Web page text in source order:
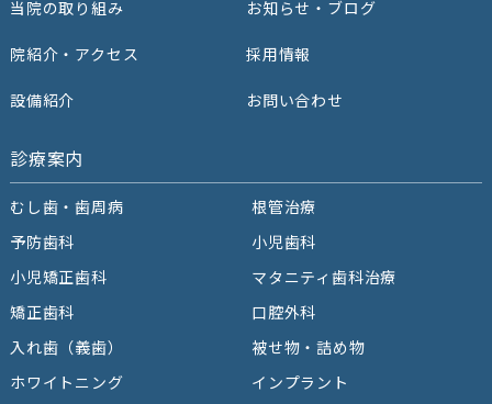
当院の取り組み
院紹介‧アクセス
設備紹介
お知らせ・ブログ
採用情報
お問い合わせ
診療案内
むし歯・歯周病
根管治療
予防⻭科
⼩児⻭科
小児矯正歯科
マタニティ歯科治療
矯正⻭科
⼝腔外科
⼊れ⻭（義⻭）
被せ物・詰め物
ホワイトニング
インプラント